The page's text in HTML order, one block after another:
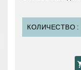
КОЛИЧЕСТВО :